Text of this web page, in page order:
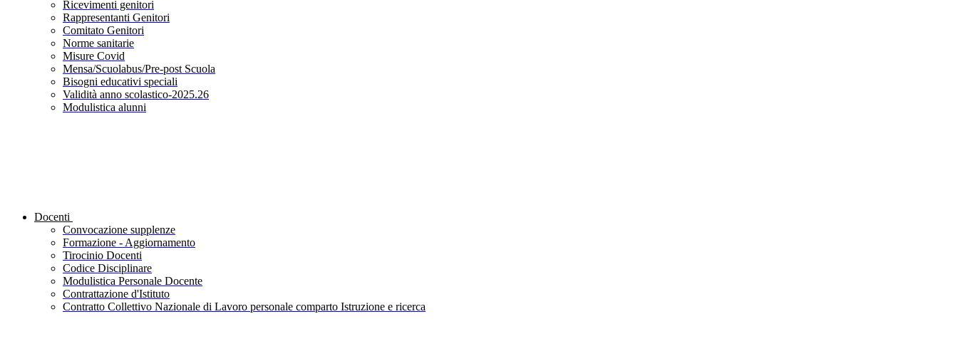
Ricevimenti genitori
Rappresentanti Genitori
Comitato Genitori
Norme sanitarie
Misure Covid
Mensa/Scuolabus/Pre-post Scuola
Bisogni educativi speciali
Validità anno scolastico-2025.26
Modulistica alunni
Docenti
Convocazione supplenze
Formazione - Aggiornamento
Tirocinio Docenti
Codice Disciplinare
Modulistica Personale Docente
Contrattazione d'Istituto
Contratto Collettivo Nazionale di Lavoro personale comparto Istruzione e ricerca